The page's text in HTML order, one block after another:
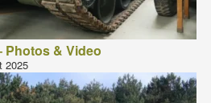
Photos & Video
2025